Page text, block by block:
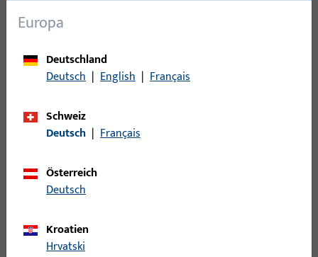
Kupplung
Kupplung für Türbremse
Lager - Bänder
Lüfter
Mittelstück
Nüsse
Pilzkopfkippschließplatte
Europa
Deutschland
Deutsch | English | Français
Schweiz
Deutsch | Français
Österreich
Deutsch
Kroatien
Hrvatski